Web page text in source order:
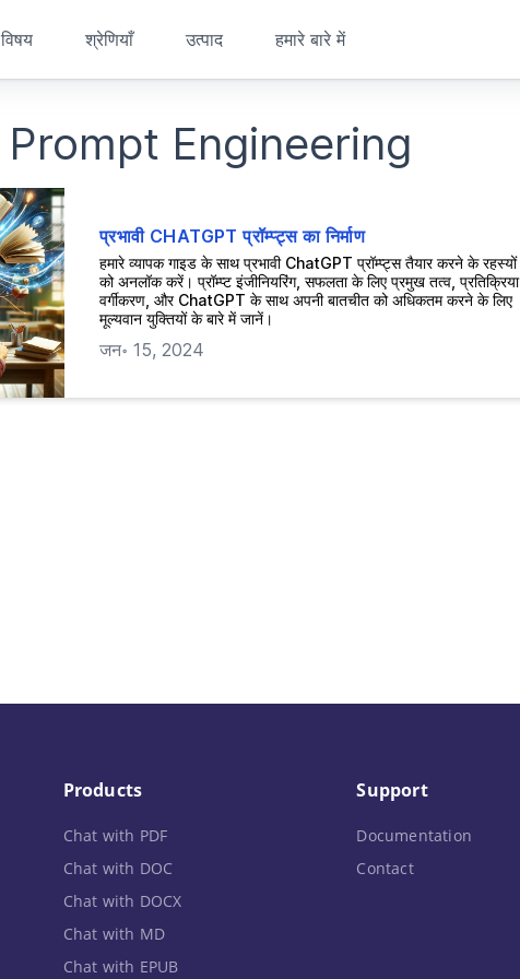
विषय श्रेणियाँ उत्पाद हमारे बारे में
Prompt Engineering
प्रभावी CHATGPT प्रॉम्प्ट्स का निर्माण
हमारे व्यापक गाइड के साथ प्रभावी ChatGPT प्रॉम्प्ट्स तैयार करने के रहस्यों
को अनलॉक करें। प्रॉम्प्ट इंजीनियरिंग, सफलता के लिए प्रमुख तत्व, प्रतिक्रिया
वर्गीकरण, और ChatGPT के साथ अपनी बातचीत को अधिकतम करने के लिए
मूल्यवान युक्तियों के बारे में जानें।
जन॰ 15, 2024
Products
Chat with PDF
Chat with DOC
Chat with DOCX
Chat with MD
Chat with EPUB
Support
Documentation
Contact